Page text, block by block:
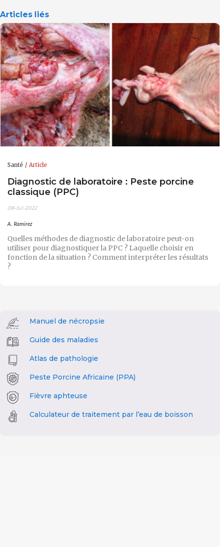
Articles liés
Santé Article
Diagnostic de laboratoire : Peste porcine
classique (PPC)
08-Jul-2022
A. Ramirez
Quelles méthodes de diagnostic de laboratoire peut-on
utiliser pour diagnostiquer la PPC ? Laquelle choisir en
fonction de la situation ? Comment interpréter les résultats
?
Manuel de nécropsie
Guide des maladies
Atlas de pathologie
Peste Porcine Africaine (PPA)
Fièvre aphteuse
Calculateur de traitement par l’eau de boisson